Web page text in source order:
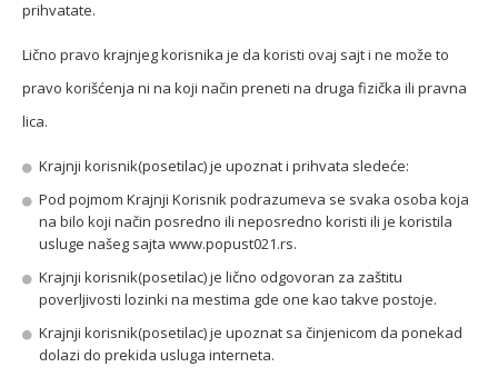
prihvatate.
Lično pravo krajnjeg korisnika je da koristi ovaj sajt i ne može to
pravo korišćenja ni na koji način preneti na druga fizička ili pravna
lica.
Krajnji korisnik(posetilac) je upoznat i prihvata sledeće:
Pod pojmom Krajnji Korisnik podrazumeva se svaka osoba koja
na bilo koji način posredno ili neposredno koristi ili je koristila
usluge našeg sajta www.popust021.rs.
Krajnji korisnik(posetilac) je lično odgovoran za zaštitu
poverljivosti lozinki na mestima gde one kao takve postoje.
Krajnji korisnik(posetilac) je upoznat sa činjenicom da ponekad
dolazi do prekida usluga interneta.